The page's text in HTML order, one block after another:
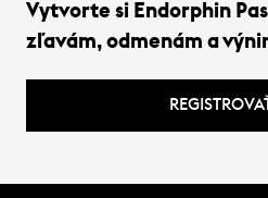
Vytvorte si Endorphin
zľavám, odmenám a